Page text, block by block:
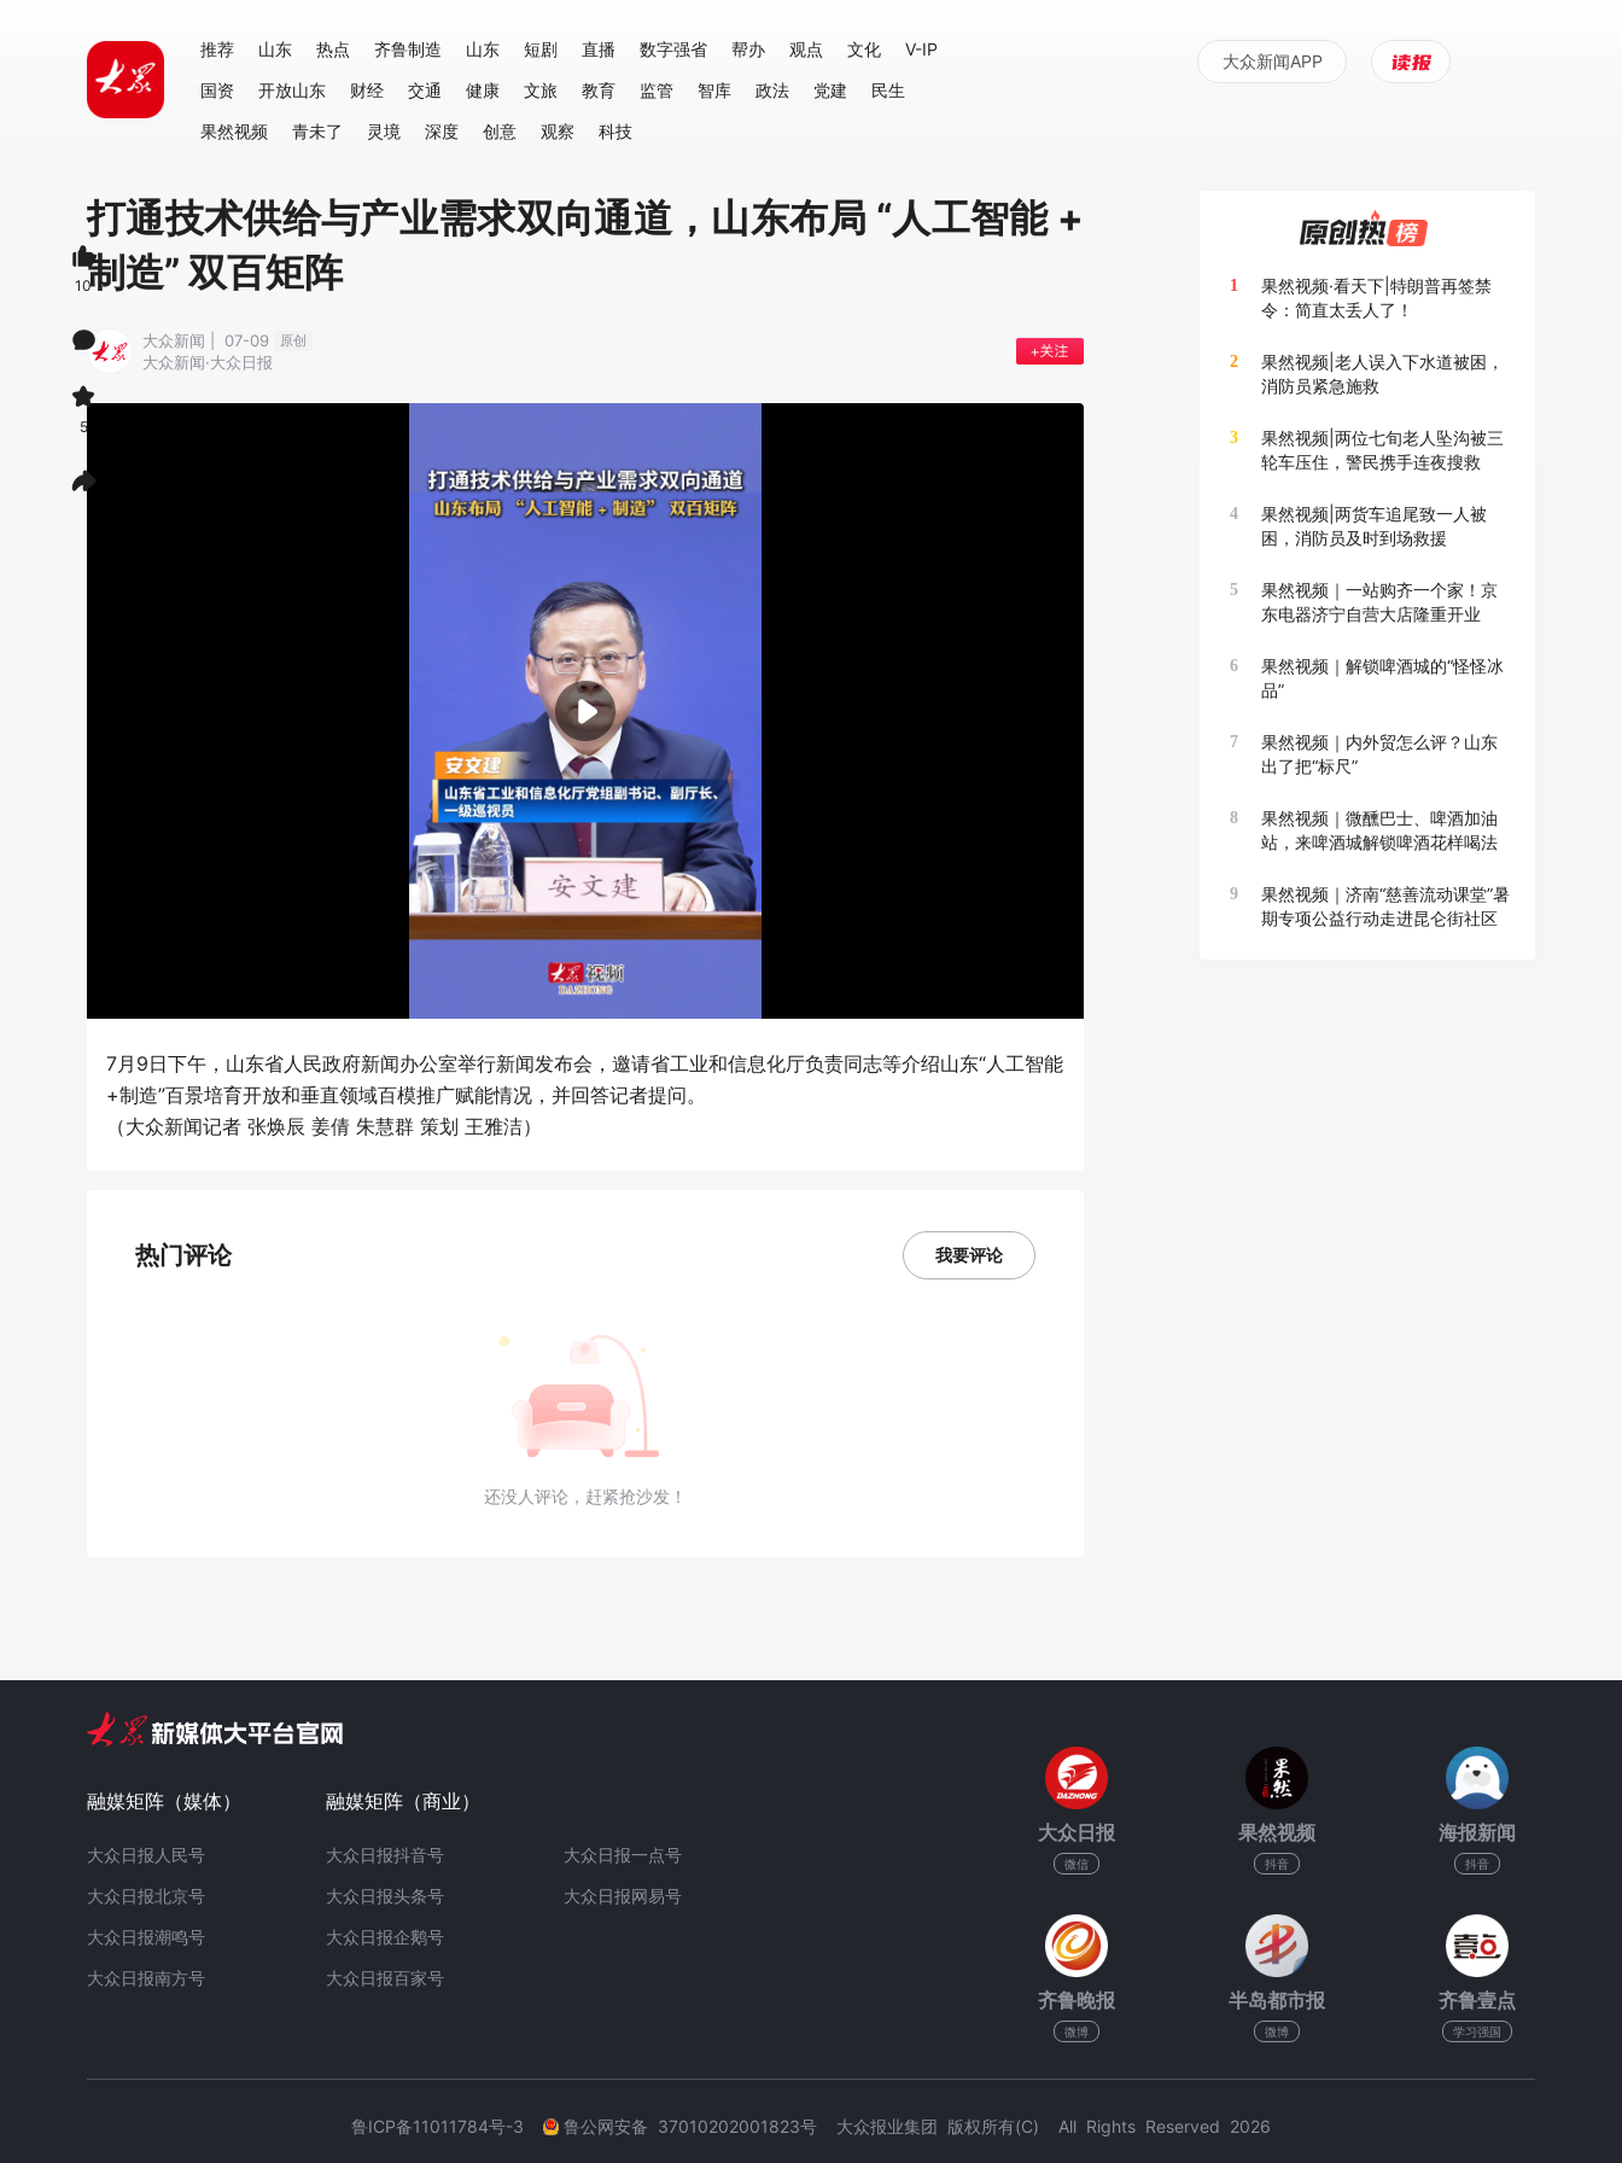
推荐 山东 热点 齐鲁制造 山东 短剧 直播 数字强省 帮办 观点 文化
V-IP
国资
开放山东 财经 交通 健康 文旅 教育 监管 智库 政法 党建
民生
果然视频
青未了 灵境 深度 创意 观察 科技
大众新闻APP
打通技术供给与产业需求双向通道，山东布局 “人工智能 +
制造” 双百矩阵
大众新闻 | 07-09 原创
大众新闻·大众日报
7月9日下午，山东省人民政府新闻办公室举行新闻发布会，邀请省工业和信息化厅负责同志等介绍山东“人工智能
+制造”百景培育开放和垂直领域百模推广赋能情况，并回答记者提问。
（大众新闻记者 张焕辰 姜倩 朱慧群 策划 王雅洁）
热门评论 我要评论
还没人评论，赶紧抢沙发！
10
5
1
果然视频·看天下|特朗普再签禁
令：简直太丢人了！
2
果然视频|老人误入下水道被困，
消防员紧急施救
3
果然视频|两位七旬老人坠沟被三
轮车压住，警民携手连夜搜救
4
果然视频|两货车追尾致一人被
困，消防员及时到场救援
5
果然视频｜一站购齐一个家！京
东电器济宁自营大店隆重开业
6
果然视频｜解锁啤酒城的“怪怪冰
品”
7
果然视频｜内外贸怎么评？山东
出了把“标尺”
8
果然视频｜微醺巴士、啤酒加油
站，来啤酒城解锁啤酒花样喝法
9
果然视频｜济南“慈善流动课堂”暑
期专项公益行动走进昆仑街社区
融媒矩阵（媒体）
大众日报人民号
大众日报北京号
大众日报潮鸣号
大众日报南方号
融媒矩阵（商业）
大众日报抖音号
大众日报头条号
大众日报企鹅号
大众日报百家号
大众日报一点号
大众日报网易号
大众日报
微信
果然视频
抖音
海报新闻
抖音
齐鲁晚报
微博
半岛都市报
微博
齐鲁壹点
学习强国
鲁ICP备11011784号-3 鲁公网安备 37010202001823号 大众报业集团 版权所有(C) All Rights Reserved 2026